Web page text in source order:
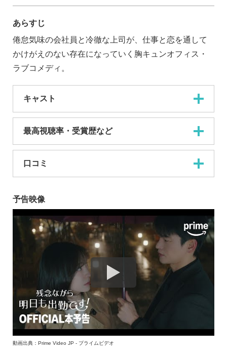
あらすじ
倦怠気味の会社員と冷徹な上司が、仕事と恋を通して
かけがえのない存在になっていく胸キュンオフィス・
ラブコメディ。
キャスト
最高視聴率・受賞歴など
口コミ
予告映像
動画出典：Prime Video JP - プライムビデオ